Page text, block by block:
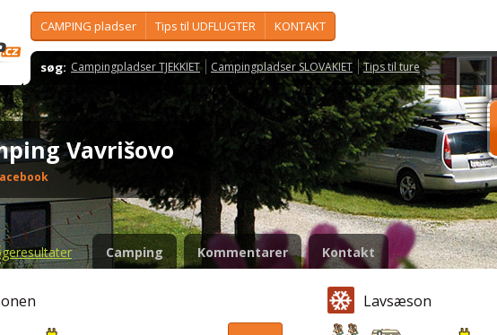
CAMPING pladser Tips til UDFLUGTER KONTAKT
søg: Campingpladser TJEKKIET Campingpladser SLOVAKIET Tips til ture
Vavrišovo
Camping Kommentarer Kontakt
Lavsæson